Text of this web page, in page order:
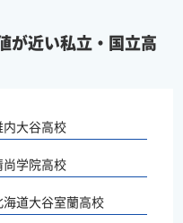
が近い私立・国立高
内大谷高校
尚学院高校
海道大谷室蘭高校